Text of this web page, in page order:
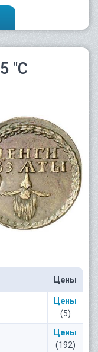
"С
Цены
Цены
(5)
Цены
(192)